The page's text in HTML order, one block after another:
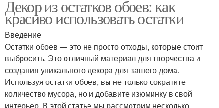
Декор из остатков обоев: как
красиво использовать остатки
Введение
Остатки обоев — это не просто отходы, которые стоит
выбросить. Это отличный материал для творчества и
создания уникального декора для вашего дома.
Используя остатки обоев, вы не только сократите
количество мусора, но и добавите изюминку в свой
интерьер. В этой статье мы рассмотрим несколько